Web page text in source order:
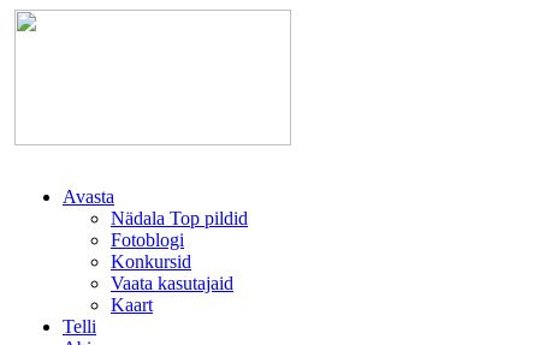
Avasta
Nädala Top pildid
Fotoblogi
Konkursid
Vaata kasutajaid
Kaart
Telli